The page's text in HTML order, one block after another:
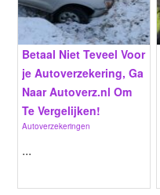
Betaal Niet Teveel Voor
je Autoverzekering, Ga
Naar Autoverz.nl Om
Te Vergelijken!
Autoverzekeringen
...